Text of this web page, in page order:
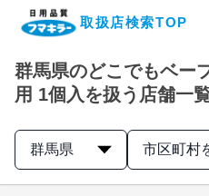
取扱店検索TOP
企業・IR情報サイト
製品情報サイト
群馬県のどこでもベー
用 1個入を扱う店舗一
群馬県 市区町村